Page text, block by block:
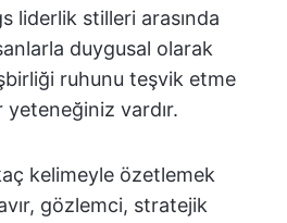
liderlik stilleri arasında
duygusal olarak
ruhunu teşvik etme
vardır.
kelimeyle özetlemek
gözlemci, stratejik